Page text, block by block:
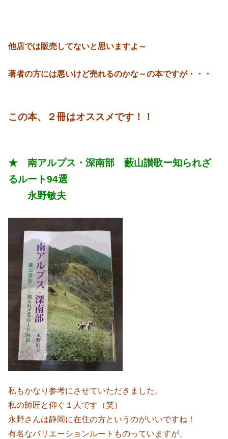
他店では販売してないと思いますよ～
著者の方には悪いけど売れるのかな～の本ですが・・・
この本、２冊はオススメです！！
★ 南アルプス・深南部 藪山讃歌ー知られざ
るルート94選
永野敏夫
私もかなり参考にさせていただきました。
私の師匠と仰ぐ１人です（笑）
永野さんは静岡に在住の方というのがいいですね！
有名なバリエーションルートものっていますが、